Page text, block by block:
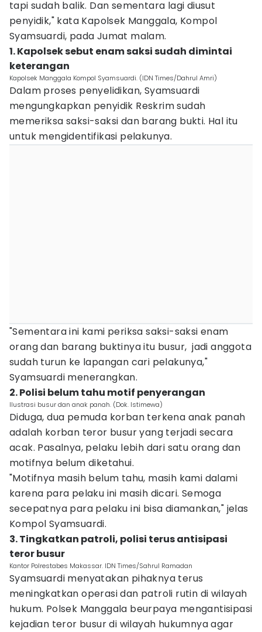
tapi sudah balik. Dan sementara lagi diusut
penyidik," kata Kapolsek Manggala, Kompol
Syamsuardi, pada Jumat malam.
1. Kapolsek sebut enam saksi sudah dimintai
keterangan
Kapolsek Manggala Kompol Syamsuardi. (IDN Times/Dahrul Amri)
Dalam proses penyelidikan, Syamsuardi
mengungkapkan penyidik Reskrim sudah
memeriksa saksi-saksi dan barang bukti. Hal itu
untuk mengidentifikasi pelakunya.
"Sementara ini kami periksa saksi-saksi enam
orang dan barang buktinya itu busur, jadi anggota
sudah turun ke lapangan cari pelakunya,"
Syamsuardi menerangkan.
2. Polisi belum tahu motif penyerangan
Ilustrasi busur dan anak panah. (Dok. Istimewa)
Diduga, dua pemuda korban terkena anak panah
adalah korban teror busur yang terjadi secara
acak. Pasalnya, pelaku lebih dari satu orang dan
motifnya belum diketahui.
"Motifnya masih belum tahu, masih kami dalami
karena para pelaku ini masih dicari. Semoga
secepatnya para pelaku ini bisa diamankan," jelas
Kompol Syamsuardi.
3. Tingkatkan patroli, polisi terus antisipasi
teror busur
Kantor Polrestabes Makassar. IDN Times/Sahrul Ramadan
Syamsuardi menyatakan pihaknya terus
meningkatkan operasi dan patroli rutin di wilayah
hukum. Polsek Manggala beurpaya mengantisipasi
kejadian teror busur di wilayah hukumnya agar